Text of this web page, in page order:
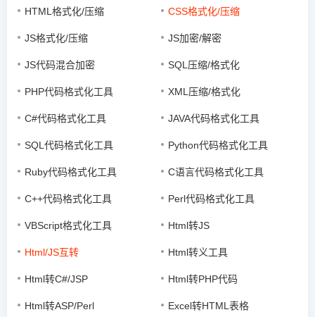
HTML格式化/压缩 CSS格式化/压缩
JS格式化/压缩 JS加密/解密
JS代码混合加密 SQL压缩/格式化
PHP代码格式化工具 XML压缩/格式化
C#代码格式化工具 JAVA代码格式化工具
SQL代码格式化工具 Python代码格式化工具
Ruby代码格式化工具 C语言代码格式化工具
C++代码格式化工具 Perl代码格式化工具
VBScript格式化工具 Html转JS
Html/JS互转 Html转义工具
Html转C#/JSP Html转PHP代码
Html转ASP/Perl Excel转HTML表格